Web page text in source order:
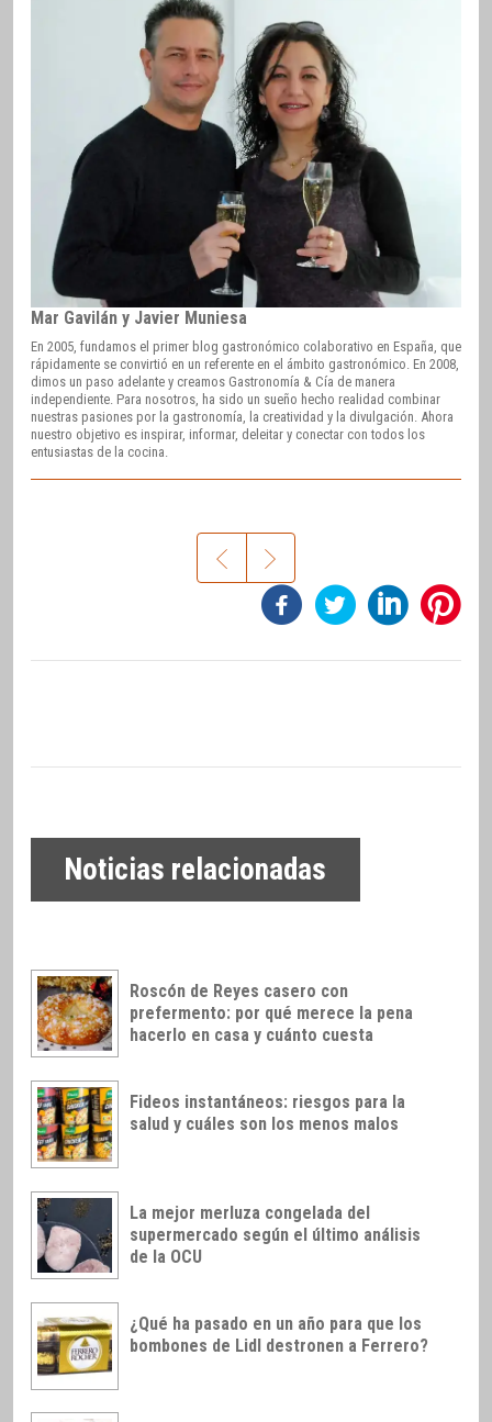
Mar Gavilán y Javier Muniesa
En 2005, fundamos el primer blog gastronómico colaborativo en España, que
rápidamente se convirtió en un referente en el ámbito gastronómico. En 2008,
dimos un paso adelante y creamos Gastronomía & Cía de manera
independiente. Para nosotros, ha sido un sueño hecho realidad combinar
nuestras pasiones por la gastronomía, la creatividad y la divulgación. Ahora
nuestro objetivo es inspirar, informar, deleitar y conectar con todos los
entusiastas de la cocina.
Noticias relacionadas
Roscón de Reyes casero con
prefermento: por qué merece la pena
hacerlo en casa y cuánto cuesta
Fideos instantáneos: riesgos para la
salud y cuáles son los menos malos
La mejor merluza congelada del
supermercado según el último análisis
de la OCU
¿Qué ha pasado en un año para que los
bombones de Lidl destronen a Ferrero?